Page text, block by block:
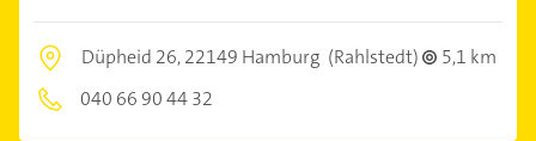
Düpheid 26,22149 Hamburg (Rahlstedt)
5,1 km
040 66 90 44 32